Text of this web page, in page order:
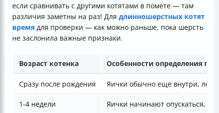
если сравнивать с другими котятами в помете — там
различия заметны на раз! Для длинношерстных котят
время для проверки — как можно раньше, пока шерсть
не заслонила важные признаки.
Возраст котенка Особенности определения
Сразу после рождения Яички обычно еще внутри,
1-4 недели Яички начинают опускаться,